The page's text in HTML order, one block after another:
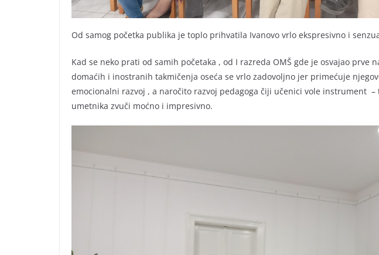
Od samog početka publika je toplo prihvatila Ivanovo vrlo ekspresivno i
Kad se neko prati od samih početaka , od I razreda OMŠ gde je osvajao prve
domaćih i inostranih takmičenja oseća se vrlo zadovoljno jer primećuje
emocionalni razvoj , a naročito razvoj pedagoga čiji učenici vole instrument
umetnika zvuči moćno i impresivno.